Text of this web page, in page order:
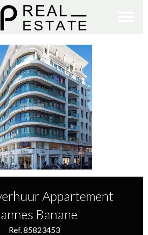
Appartement
Banane
Ref. 85823453